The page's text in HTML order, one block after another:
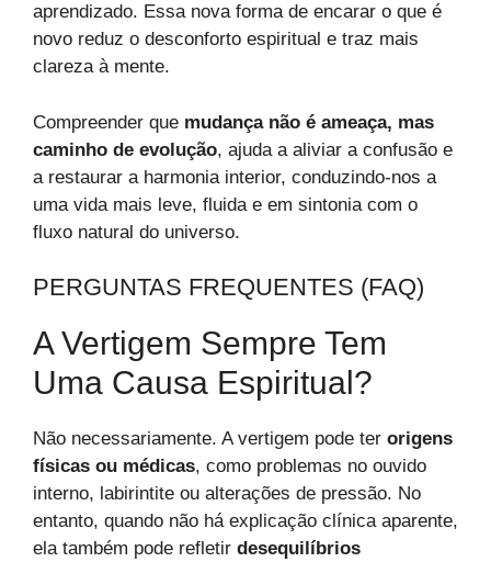
aprendizado. Essa nova forma de encarar o que é
novo reduz o desconforto espiritual e traz mais
clareza à mente.
Compreender que mudança não é ameaça, mas
caminho de evolução, ajuda a aliviar a confusão e
a restaurar a harmonia interior, conduzindo-nos a
uma vida mais leve, fluida e em sintonia com o
fluxo natural do universo.
PERGUNTAS FREQUENTES (FAQ)
A Vertigem Sempre Tem
Uma Causa Espiritual?
Não necessariamente. A vertigem pode ter origens
físicas ou médicas, como problemas no ouvido
interno, labirintite ou alterações de pressão. No
entanto, quando não há explicação clínica aparente,
ela também pode refletir desequilíbrios